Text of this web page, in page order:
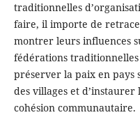
traditionnelles
faire, il importe de
montrer leurs influences
fédérations
préserver la paix en pays
des villages et
cohésion communautaire.